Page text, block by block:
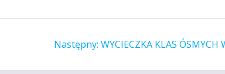
Następny: Następny
WYCIECZKA KLAS ÓSMYCH